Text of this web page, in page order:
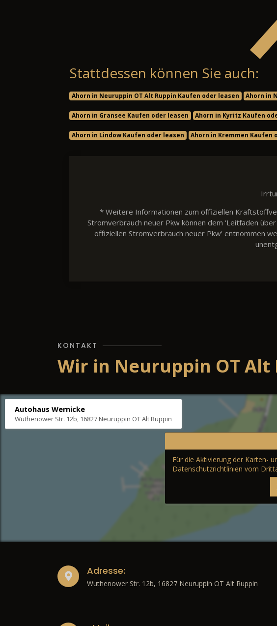
Stattdessen können Sie auch:
Ahorn in Neuruppin OT Alt Ruppin Kaufen oder leasen Ahorn in
Ahorn in Gransee Kaufen oder leasen Ahorn in Kyritz Kaufen
Ahorn in Lindow Kaufen oder leasen Ahorn in Kremmen Kaufen
* Weitere Informationen zum offiziellen
Stromverbrauch neuer Pkw können dem 'Leitfaden
offiziellen Stromverbrauch neuer Pkw' entnommen
KONTAKT
Wir in Neuruppin OT Alt
Autohaus Wernicke
Wuthenower Str. 12b, 16827 Neuruppin OT Alt Ruppin
Für die Aktivierung der Karten-
Datenschutzrichtlinien vom
Adresse:
Wuthenower Str. 12b, 16827 Neuruppin OT Alt Ruppin